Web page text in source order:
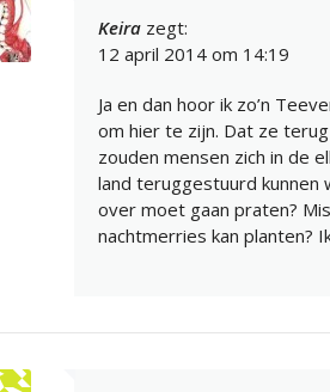
Keira zegt:
12 april 2014 om 14:19
Ja en dan hoor ik zo’n
om hier te zijn. Dat ze
zouden mensen zich in de
land teruggestuurd kunnen
over moet gaan praten?
nachtmerries kan planten?